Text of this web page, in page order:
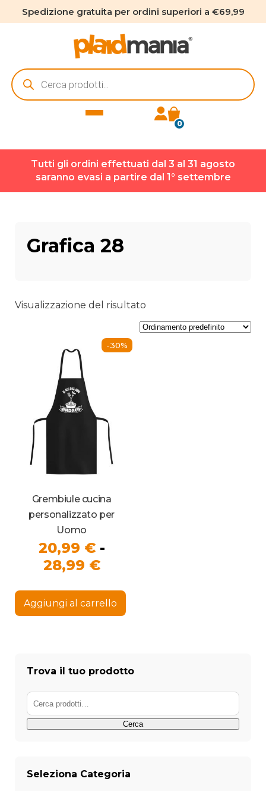
Spedizione gratuita per ordini superiori a €69,99
Ricerca
prodotti
0
Tutti gli ordini effettuati dal 3 al 31 agosto
saranno evasi a partire dal 1° settembre
Grafica 28
Trova il tuo prodotto
Cerca:
Cerca
Seleziona Categoria
Visualizzazione del risultato
-30%
Grembiule cucina
personalizzato per
Uomo
20,99 € -
28,99 €Fascia
prezzo:
da
28,99 €
Aggiungi al carrello
prodotto
essere
del
prodotto